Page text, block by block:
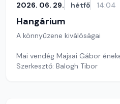
2026. 06. 29. hétfő 14:04
Hangárium
A könnyűzene kiválóságai
Mai vendég Majsai Gábor
Szerkesztő: Balogh Tibor